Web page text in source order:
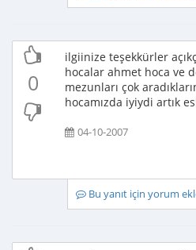
0
ilgiinize teşekkürler
hocalar ahmet hoca ve
mezunları çok
hocamızda iyiydi artık
04-10-2007
Bu yanıt için yorum